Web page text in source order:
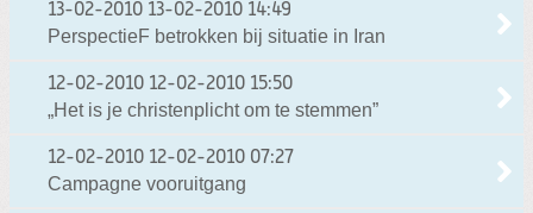
13-02-2010 13-02-2010 14:49
PerspectieF betrokken bij situatie in Iran
12-02-2010 12-02-2010 15:50
„Het is je christenplicht om te stemmen”
12-02-2010 12-02-2010 07:27
Campagne vooruitgang